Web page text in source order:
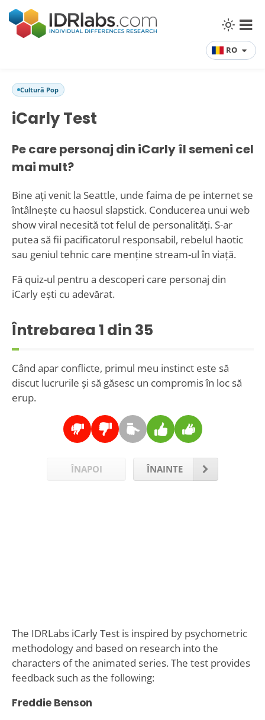
RO
Cultură Pop
iCarly Test
Pe care personaj din iCarly îl semeni cel
mai mult?
Bine ați venit la Seattle, unde faima de pe internet se
întâlnește cu haosul slapstick. Conducerea unui web
show viral necesită tot felul de personalități. S-ar
putea să fii pacificatorul responsabil, rebelul haotic
sau geniul tehnic care menține stream-ul în viață.
Fă quiz-ul pentru a descoperi care personaj din
iCarly ești cu adevărat.
Întrebarea 1 din 35
Când apar conflicte, primul meu instinct este să
discut lucrurile și să găsesc un compromis în loc să
erup.
ÎNAPOI ÎNAINTE
The IDRLabs iCarly Test is inspired by psychometric
methodology and based on research into the
characters of the animated series. The test provides
feedback such as the following:
Freddie Benson